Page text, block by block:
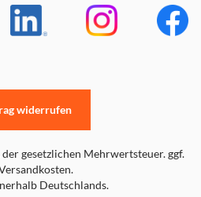
gesetzlichen Mehrwertsteuer. ggf.
Deutschlands.
widerrufen